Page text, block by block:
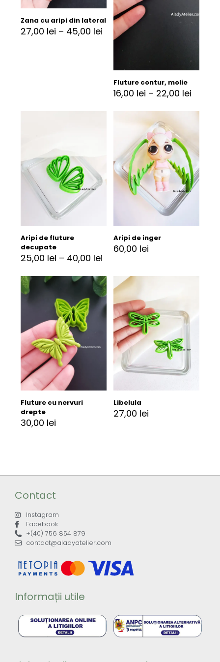
Zana cu aripi din lateral
27,00 lei – 45,00 lei
Fluture contur, molie
16,00 lei – 22,00 lei
Aripi de fluture
decupate
25,00 lei – 40,00 lei
Aripi de inger
60,00 lei
Fluture cu nervuri
drepte
30,00 lei
Libelula
27,00 lei
Contact
Instagram
Facebook
+(40) 756 854 879
contact@aladyatelier.com
Informații utile